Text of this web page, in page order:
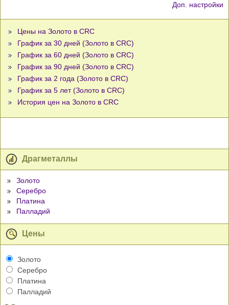
Доп. настройки
Цены на Золото в CRC
График за 30 дней (Золото в CRC)
График за 60 дней (Золото в CRC)
График за 90 дней (Золото в CRC)
График за 2 года (Золото в CRC)
График за 5 лет (Золото в CRC)
История цен на Золото в CRC
Драгметаллы
Золото
Серебро
Платина
Палладий
Цены
Золото
Серебро
Платина
Палладий